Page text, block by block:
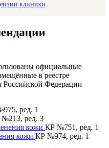
клиники
официальные
в реестре
Российской Федерации
ред. 1
ред. 3
кожи КР №751, ред. 1
кожи КР №974, ред. 1